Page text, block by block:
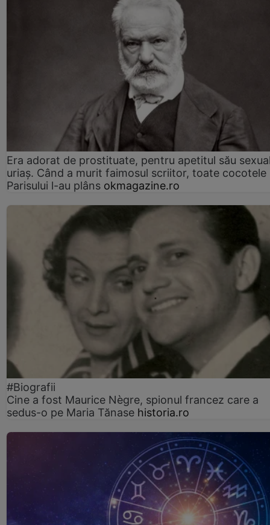
Era adorat de prostituate, pentru apetitul său
uriaș. Când a murit faimosul scriitor, toate cocotele
Parisului l-au plâns okmagazine.ro
#Biografii
Cine a fost Maurice Nègre, spionul francez care a
sedus-o pe Maria Tănase historia.ro